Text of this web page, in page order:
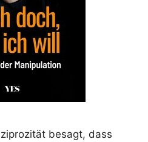
besagt, dass